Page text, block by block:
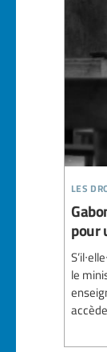
les
pour
le